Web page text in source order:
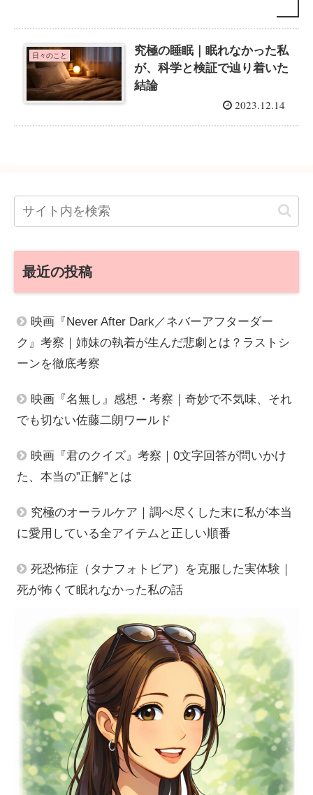
日々のこと
究極の睡眠｜眠れなかった私
が、科学と検証で辿り着いた
結論
2023.12.14
最近の投稿
映画『Never After Dark／ネバーアフターダー
ク』考察｜姉妹の執着が生んだ悲劇とは？ラストシ
ーンを徹底考察
映画『名無し』感想・考察｜奇妙で不気味、それ
でも切ない佐藤二朗ワールド
映画『君のクイズ』考察｜0文字回答が問いかけ
た、本当の”正解”とは
究極のオーラルケア｜調べ尽くした末に私が本当
に愛用している全アイテムと正しい順番
死恐怖症（タナフォトビア）を克服した実体験｜
死が怖くて眠れなかった私の話